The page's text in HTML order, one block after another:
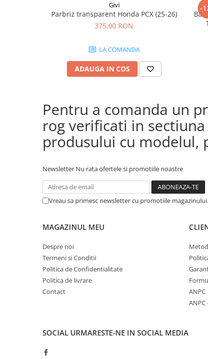
Givi
Parbriz transparent Honda PCX (25-26)
375,00 RON
LA COMANDA
ADAUGA IN COS
-
Pentru a comanda un
rog verificati in
produsului cu modelul,
Newsletter Nu rata ofertele si promotiile noastre
Vreau sa primesc newsletter cu promotiile
MAGAZINUL MEU
Despre noi
Termeni si Conditii
Politica de Confidentialitate
Politica de livrare
Contact
ANPC
ANPC
SOCIAL URMARESTE-NE IN SOCIAL MEDIA